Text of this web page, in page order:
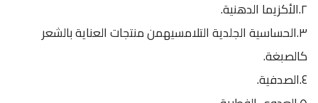
٢.الأكزيما الدهنية.
٣.الحساسية الجلدية التلامسيهمن منتجات العناية بالشعر
كالصبغة.
٤.الصدفية.